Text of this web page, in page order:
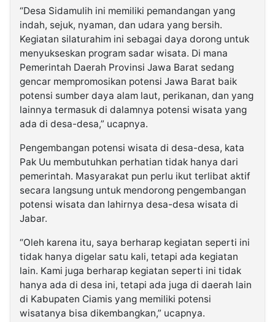
“Desa Sidamulih ini memiliki pemandangan yang
indah, sejuk, nyaman, dan udara yang bersih.
Kegiatan silaturahim ini sebagai daya dorong untuk
menyukseskan program sadar wisata. Di mana
Pemerintah Daerah Provinsi Jawa Barat sedang
gencar mempromosikan potensi Jawa Barat baik
potensi sumber daya alam laut, perikanan, dan yang
lainnya termasuk di dalamnya potensi wisata yang
ada di desa-desa,” ucapnya.
Pengembangan potensi wisata di desa-desa, kata
Pak Uu membutuhkan perhatian tidak hanya dari
pemerintah. Masyarakat pun perlu ikut terlibat aktif
secara langsung untuk mendorong pengembangan
potensi wisata dan lahirnya desa-desa wisata di
Jabar.
“Oleh karena itu, saya berharap kegiatan seperti ini
tidak hanya digelar satu kali, tetapi ada kegiatan
lain. Kami juga berharap kegiatan seperti ini tidak
hanya ada di desa ini, tetapi ada juga di daerah lain
di Kabupaten Ciamis yang memiliki potensi
wisatanya bisa dikembangkan,” ucapnya.